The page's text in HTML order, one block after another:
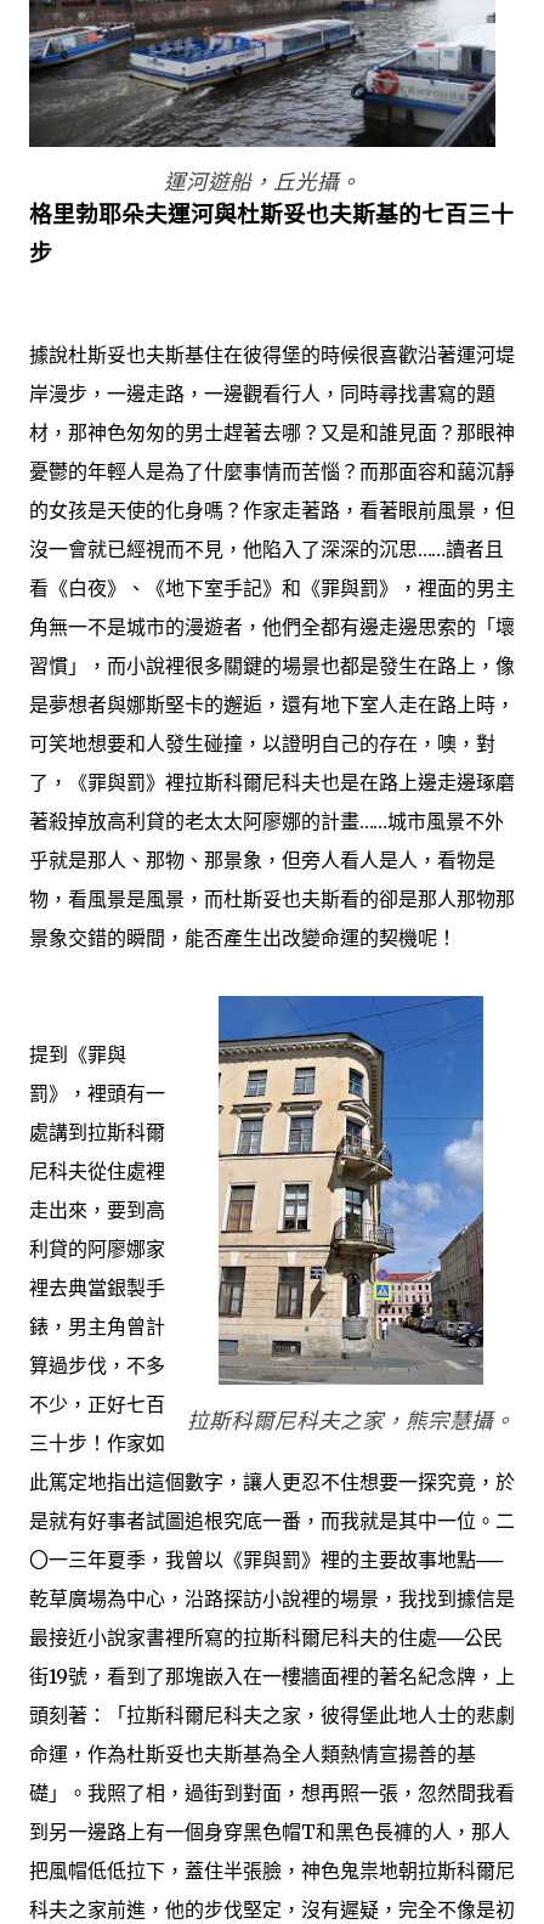
運河遊船，丘光攝。
格里勃耶朵夫運河與杜斯妥也夫斯基的七百三十
步
據說杜斯妥也夫斯基住在彼得堡的時候很喜歡沿著運河堤
岸漫步，一邊走路，一邊觀看行人，同時尋找書寫的題
材，那神色匆匆的男士趕著去哪？又是和誰見面？那眼神
憂鬱的年輕人是為了什麼事情而苦惱？而那面容和藹沉靜
的女孩是天使的化身嗎？作家走著路，看著眼前風景，但
沒一會就已經視而不見，他陷入了深深的沉思……讀者且
看《白夜》、《地下室手記》和《罪與罰》，裡面的男主
角無一不是城市的漫遊者，他們全都有邊走邊思索的「壞
習慣」，而小說裡很多關鍵的場景也都是發生在路上，像
是夢想者與娜斯堅卡的邂逅，還有地下室人走在路上時，
可笑地想要和人發生碰撞，以證明自己的存在，噢，對
了，《罪與罰》裡拉斯科爾尼科夫也是在路上邊走邊琢磨
著殺掉放高利貸的老太太阿廖娜的計畫……城市風景不外
乎就是那人、那物、那景象，但旁人看人是人，看物是
物，看風景是風景，而杜斯妥也夫斯看的卻是那人那物那
景象交錯的瞬間，能否產生出改變命運的契機呢！
拉斯科爾尼科夫之家，熊宗慧攝。
提到《罪與
罰》，裡頭有一
處講到拉斯科爾
尼科夫從住處裡
走出來，要到高
利貸的阿廖娜家
裡去典當銀製手
錶，男主角曾計
算過步伐，不多
不少，正好七百
三十步！作家如
此篤定地指出這個數字，讓人更忍不住想要一探究竟，於
是就有好事者試圖追根究底一番，而我就是其中一位。二
〇一三年夏季，我曾以《罪與罰》裡的主要故事地點──
乾草廣場為中心，沿路探訪小說裡的場景，我找到據信是
最接近小說家書裡所寫的拉斯科爾尼科夫的住處──公民
街19號，看到了那塊嵌入在一樓牆面裡的著名紀念牌，上
頭刻著：「拉斯科爾尼科夫之家，彼得堡此地人士的悲劇
命運，作為杜斯妥也夫斯基為全人類熱情宣揚善的基
礎」。我照了相，過街到對面，想再照一張，忽然間我看
到另一邊路上有一個身穿黑色帽T和黑色長褲的人，那人
把風帽低低拉下，蓋住半張臉，神色鬼祟地朝拉斯科爾尼
科夫之家前進，他的步伐堅定，沒有遲疑，完全不像是初